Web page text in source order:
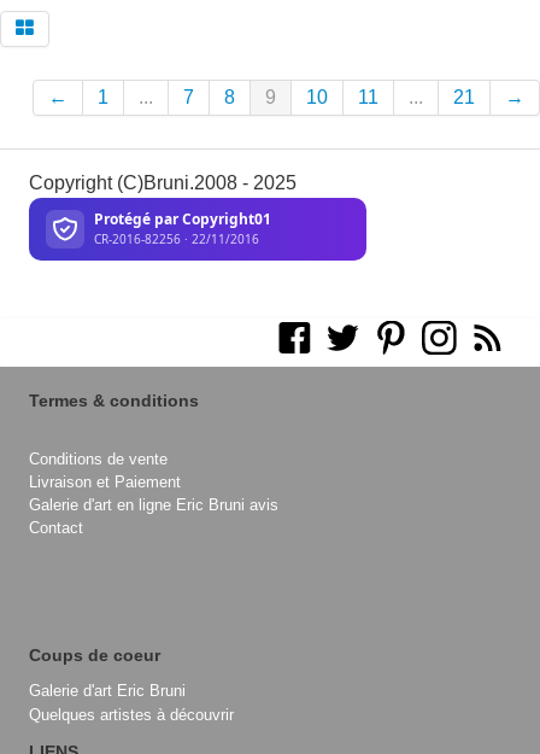
← 1 ... 7 8 9 10 11 ... 21 →
Copyright (C)Bruni.2008 - 2025
Termes & conditions
Conditions de vente
Livraison et Paiement
Galerie d'art en ligne Eric Bruni avis
Contact
Coups de coeur
Galerie d'art Eric Bruni
Quelques artistes à découvrir